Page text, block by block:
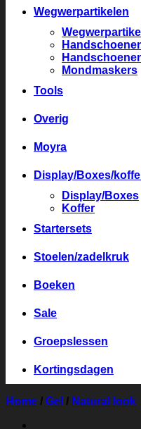
Wegwerpartikelen
Mondmaskers
Tools
Overig
Moyra
Display/Boxes/
Display/Boxes
Koffer
Startersets
Stoelen/zadelkruk
Boeken
Sale
Groepslessen
Kortingsdagen
Home / Gel / Natural look